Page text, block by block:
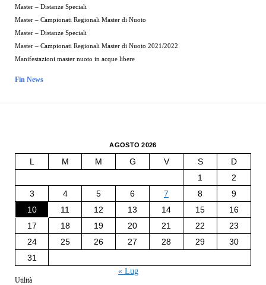
Master – Distanze Speciali
Master – Campionati Regionali Master di Nuoto
Master – Distanze Speciali
Master – Campionati Regionali Master di Nuoto 2021/2022
Manifestazioni master nuoto in acque libere
Fin News
AGOSTO 2026
L M M G V S
D
1
2
3
4 5 6 7 8
9
10
11 12 13 14 15
16
17
18 19 20 21 22
23
24
25 26 27 28 29
30
31
« Lug
Utilità